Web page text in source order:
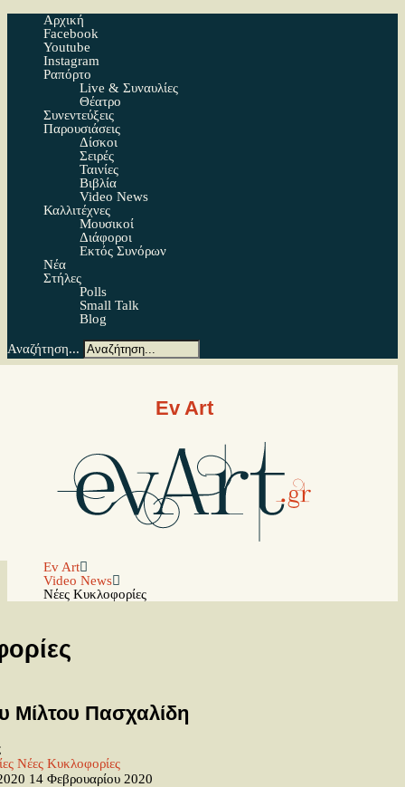
Αρχική
Facebook
Youtube
Instagram
Ραπόρτο
Live & Συναυλίες
Θέατρο
Συνεντεύξεις
Παρουσιάσεις
Δίσκοι
Σειρές
Ταινίες
Βιβλία
Video News
Καλλιτέχνες
Μουσικοί
Διάφοροι
Εκτός Συνόρων
Νέα
Στήλες
Polls
Small Talk
Blog
Αναζήτηση...
Ev Art
Ev Art
Video News
Νέες Κυκλοφορίες
Μίλτου Πασχαλίδη
Νέες Κυκλοφορίες
14 Φεβρουαρίου 2020